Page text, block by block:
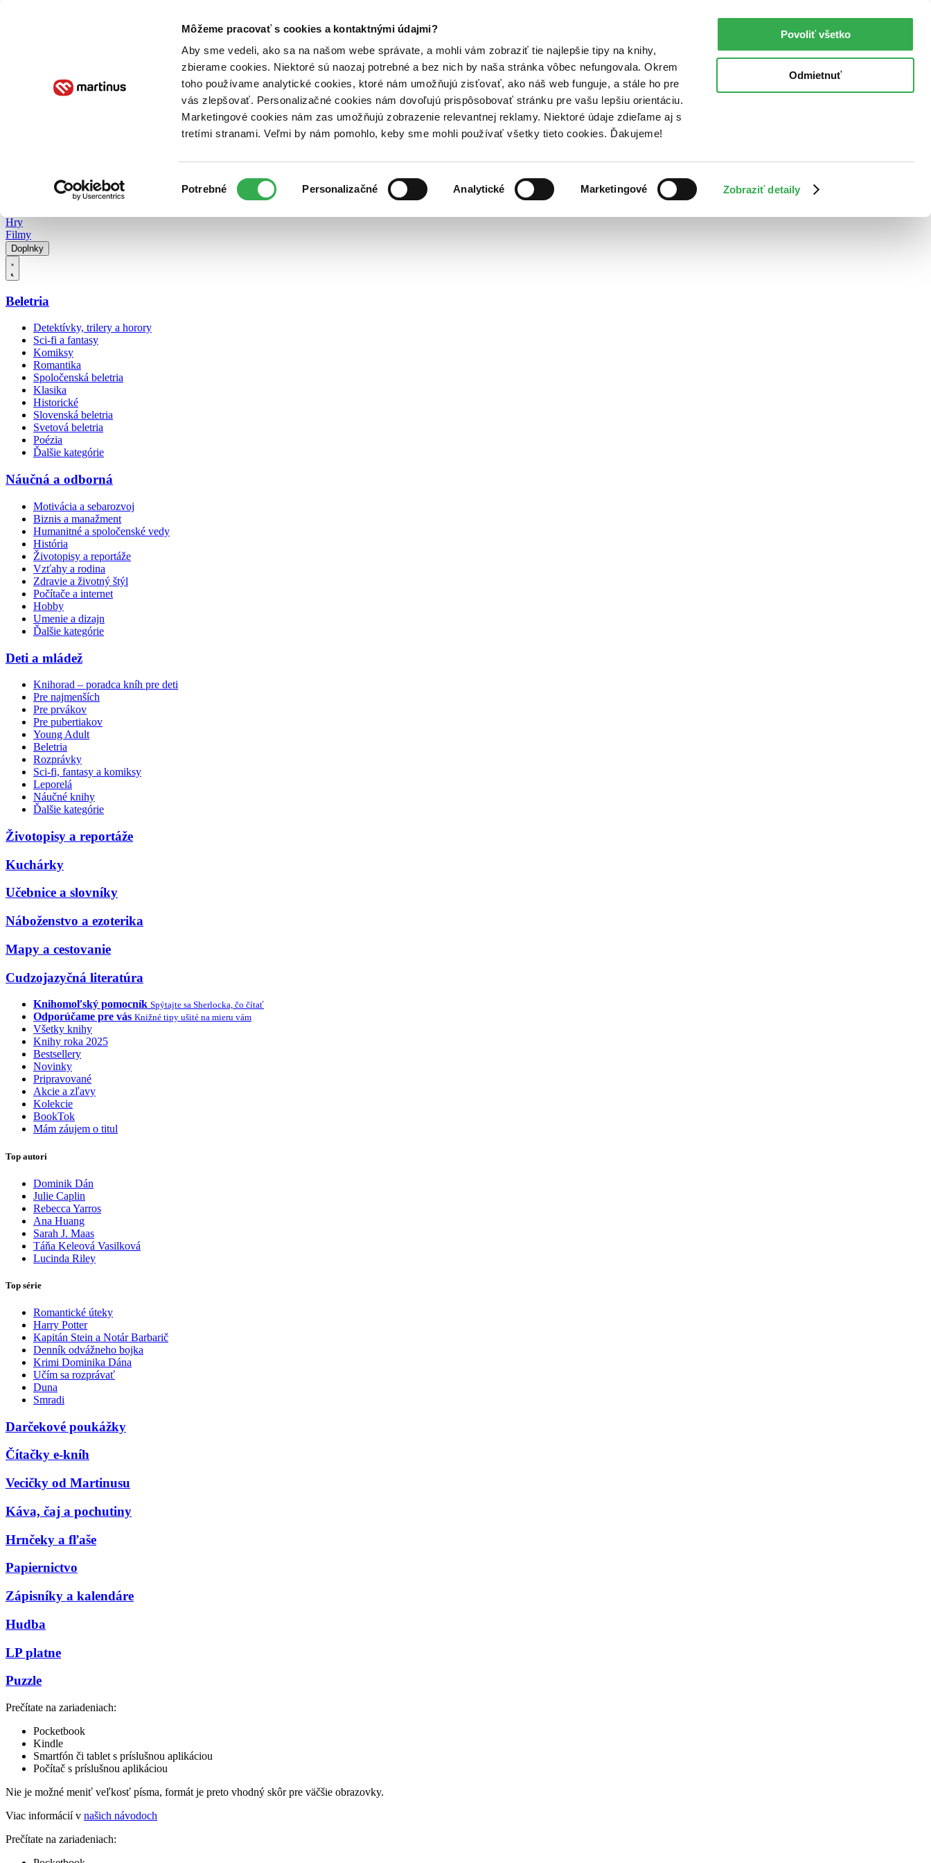
Môžeme pracovať s cookies a kontaktnými údajmi?
Aby sme vedeli, ako sa na našom webe správate, a mohli vám zobraziť tie najlepšie tipy na knihy,
zbierame cookies. Niektoré sú naozaj potrebné a bez nich by naša stránka vôbec nefungovala. Okrem
toho používame analytické cookies, ktoré nám umožňujú zisťovať, ako náš web funguje, a stále ho pre
vás zlepšovať. Personalizačné cookies nám dovoľujú prispôsobovať stránku pre vašu lepšiu orientáciu.
Marketingové cookies nám zas umožňujú zobrazenie relevantnej reklamy. Niektoré údaje zdieľame aj s
tretími stranami. Veľmi by nám pomohlo, keby sme mohli používať všetky tieto cookies. Ďakujeme!
súhlasu
Potrebné Personalizačné Analytické Marketingové Zobraziť detaily
Povoliť všetko
Odmietnuť
Poukážky Kontakt
Hry
Filmy
Doplnky
Beletria
Detektívky, trilery a horory
Sci-fi a fantasy
Komiksy
Romantika
Spoločenská beletria
Klasika
Historické
Slovenská beletria
Svetová beletria
Poézia
Ďalšie kategórie
Náučná a odborná
Motivácia a sebarozvoj
Biznis a manažment
Humanitné a spoločenské vedy
História
Životopisy a reportáže
Vzťahy a rodina
Zdravie a životný štýl
Počítače a internet
Hobby
Umenie a dizajn
Ďalšie kategórie
Deti a mládež
Knihorad – poradca kníh pre deti
Pre najmenších
Pre prvákov
Pre pubertiakov
Young Adult
Beletria
Rozprávky
Sci-fi, fantasy a komiksy
Leporelá
Náučné knihy
Ďalšie kategórie
Životopisy a reportáže
Kuchárky
Učebnice a slovníky
Náboženstvo a ezoterika
Mapy a cestovanie
Cudzojazyčná literatúra
Knihomoľský pomocník Spýtajte sa Sherlocka, čo čítať
Odporúčame pre vás Knižné tipy ušité na mieru vám
Všetky knihy
Knihy roka 2025
Bestsellery
Novinky
Pripravované
Akcie a zľavy
Kolekcie
BookTok
Mám záujem o titul
Top autori
Dominik Dán
Julie Caplin
Rebecca Yarros
Ana Huang
Sarah J. Maas
Táňa Keleová Vasilková
Lucinda Riley
Top série
Romantické úteky
Harry Potter
Kapitán Stein a Notár Barbarič
Denník odvážneho bojka
Krimi Dominika Dána
Učím sa rozprávať
Duna
Smradi
Darčekové poukážky
Čítačky e-kníh
Vecičky od Martinusu
Káva, čaj a pochutiny
Hrnčeky a fľaše
Papiernictvo
Zápisníky a kalendáre
Hudba
LP platne
Puzzle
Prečítate na zariadeniach:
Pocketbook
Kindle
Smartfón či tablet s príslušnou aplikáciou
Počítač s príslušnou aplikáciou
Nie je možné meniť veľkosť písma, formát je preto vhodný skôr pre väčšie obrazovky.
Viac informácií v našich návodoch
Prečítate na zariadeniach: